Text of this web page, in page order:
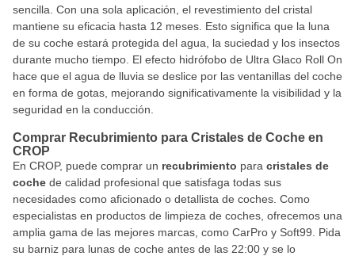
sencilla. Con una sola aplicación, el revestimiento del cristal
mantiene su eficacia hasta 12 meses. Esto significa que la luna
de su coche estará protegida del agua, la suciedad y los insectos
durante mucho tiempo. El efecto hidrófobo de Ultra Glaco Roll On
hace que el agua de lluvia se deslice por las ventanillas del coche
en forma de gotas, mejorando significativamente la visibilidad y la
seguridad en la conducción.
Comprar Recubrimiento para Cristales de Coche en
CROP
En CROP, puede comprar un recubrimiento para cristales de
coche de calidad profesional que satisfaga todas sus
necesidades como aficionado o detallista de coches. Como
especialistas en productos de limpieza de coches, ofrecemos una
amplia gama de las mejores marcas, como CarPro y Soft99. Pida
su barniz para lunas de coche antes de las 22:00 y se lo